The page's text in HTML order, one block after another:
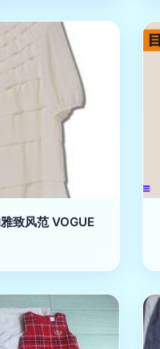
致风范 VOGUE